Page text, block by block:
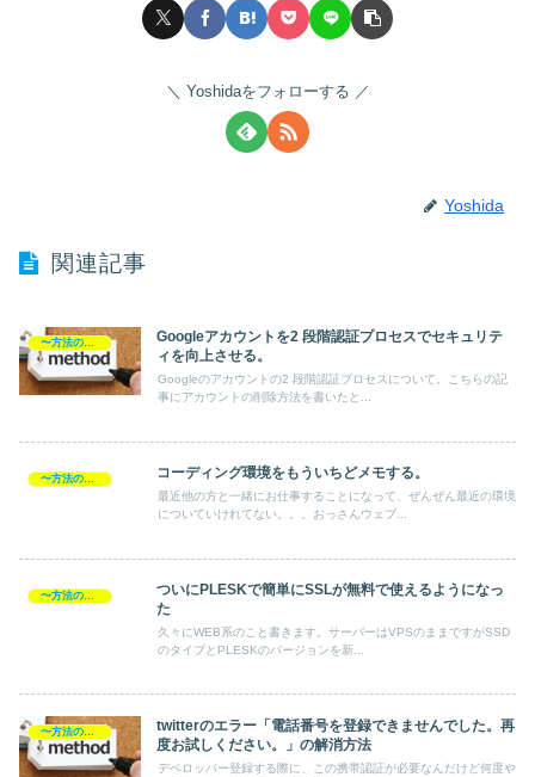
Yoshidaをフォローする
Yoshida
関連記事
〜方法の覚書
Googleアカウントを2 段階認証プロセスでセキュリテ
ィを向上させる。
Googleのアカウントの2 段階認証プロセスについて。こちらの記
事にアカウントの削除方法を書いたと...
〜方法の覚書 コーディング環境をもういちどメモする。
最近他の方と一緒にお仕事することになって、ぜんぜん最近の環境
についていけれてない。。。おっさんウェブ...
〜方法の覚書
ついにPLESKで簡単にSSLが無料で使えるようになっ
た
久々にWEB系のこと書きます。サーバーはVPSのままですがSSD
のタイプとPLESKのバージョンを新...
〜方法の覚書
twitterのエラー「電話番号を登録できませんでした。再
度お試しください。」の解消方法
デベロッパー登録する際に、この携帯認証が必要なんだけど何度や